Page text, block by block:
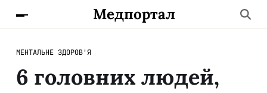
Медпортал
МЕНТАЛЬНЕ ЗДОРОВ'Я
6 головних людей,